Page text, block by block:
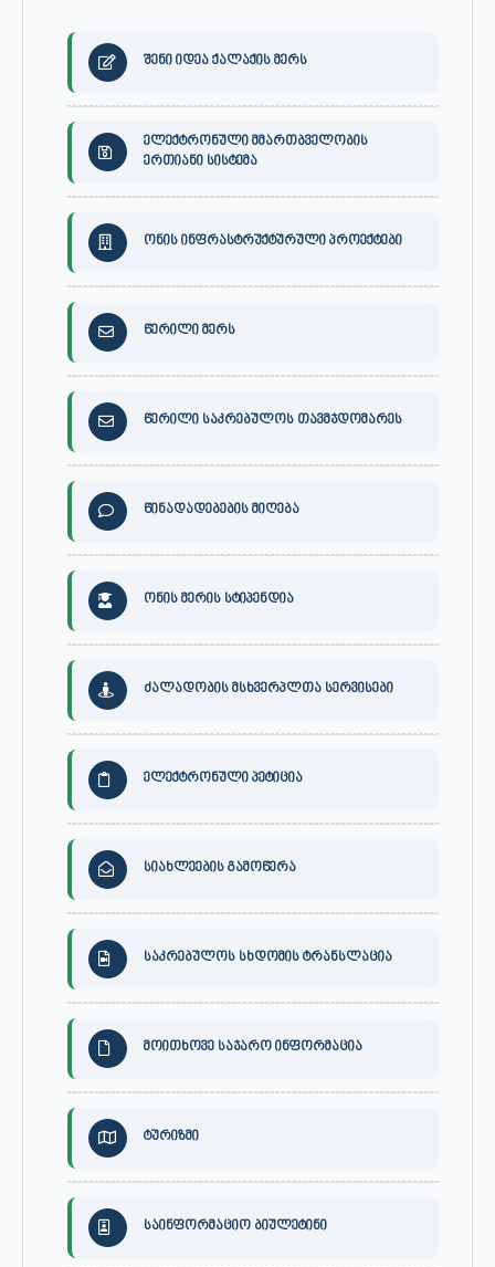
შენი იდეა ქალაქის მერს
ელექტრონული მმართბველობის
ერთიანი სისტემა
ონის ინფრასტრუქტურული პროექტები
წერილი მერს
წერილი საკრებულოს თავმჯდომარეს
წინადადებების მიღება
ონის მერის სტიპენდია
ძალადობის მსხვერპლთა სერვისები
ელექტრონული პეტიცია
სიახლეების გამოწერა
საკრებულოს სხდომის ტრანსლაცია
მოითხოვე საჯარო ინფორმაცია
ტურიზმი
საინფორმაციო ბიულეტინი